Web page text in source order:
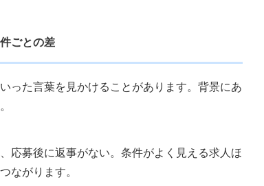
ごとの差
った言葉を見かけることがあります。背景にあ
応募後に返事がない。条件がよく見える求人ほ
ながります。